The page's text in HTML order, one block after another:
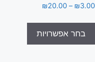
₪3.00
–
₪20.00
עד
בחר אפשרויות
יש